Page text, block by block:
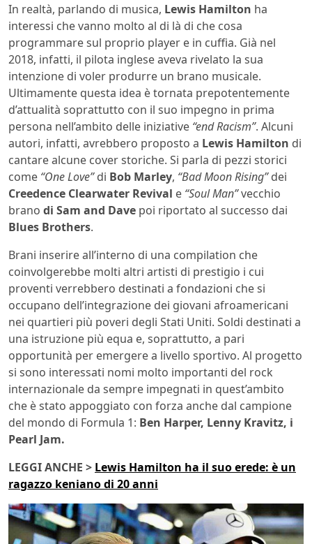
In realtà, parlando di musica, Lewis Hamilton ha
interessi che vanno molto al di là di che cosa
programmare sul proprio player e in cuffia. Già nel
2018, infatti, il pilota inglese aveva rivelato la sua
intenzione di voler produrre un brano musicale.
Ultimamente questa idea è tornata prepotentemente
d’attualità soprattutto con il suo impegno in prima
persona nell’ambito delle iniziative “end Racism”. Alcuni
autori, infatti, avrebbero proposto a Lewis Hamilton di
cantare alcune cover storiche. Si parla di pezzi storici
come “One Love”di Bob Marley, “Bad Moon Rising”dei
Creedence Clearwater Revival e “Soul Man”vecchio
brano di Sam and Dave poi riportato al successo dai
Blues Brothers.
Brani inserire all’interno di una compilation che
coinvolgerebbe molti altri artisti di prestigio i cui
proventi verrebbero destinati a fondazioni che si
occupano dell’integrazione dei giovani afroamericani
nei quartieri più poveri degli Stati Uniti. Soldi destinati a
una istruzione più equa e, soprattutto, a pari
opportunità per emergere a livello sportivo. Al progetto
si sono interessati nomi molto importanti del rock
internazionale da sempre impegnati in quest’ambito
che è stato appoggiato con forza anche dal campione
del mondo di Formula 1: Ben Harper, Lenny Kravitz, i
Pearl Jam.
LEGGI ANCHE > Lewis Hamilton ha il suo erede: è un
ragazzo keniano di 20 anni